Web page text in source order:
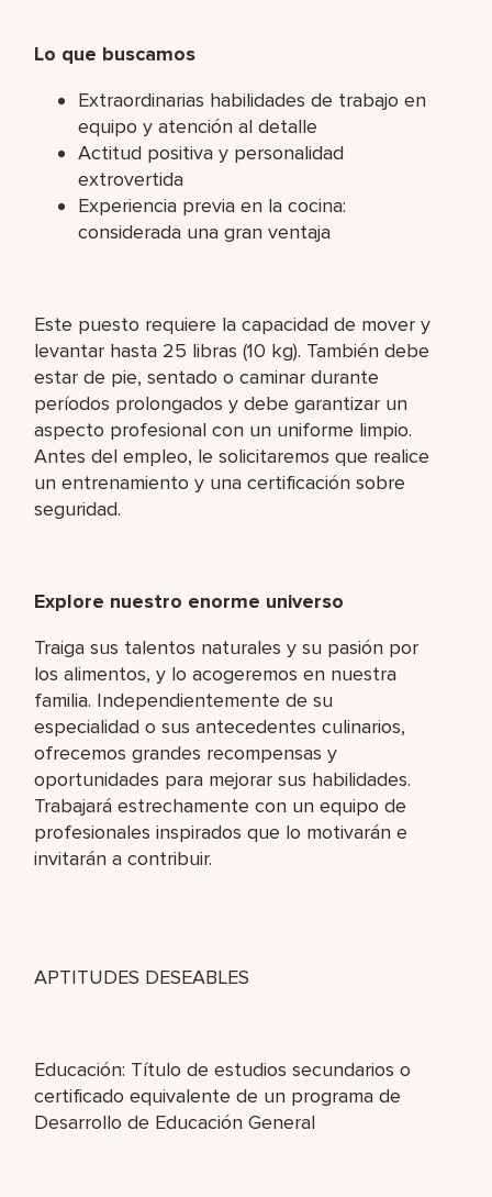
Lo que buscamos
Extraordinarias habilidades de trabajo en
equipo y atención al detalle
Actitud positiva y personalidad
extrovertida
Experiencia previa en la cocina:
considerada una gran ventaja
Este puesto requiere la capacidad de mover y
levantar hasta 25 libras (10 kg). También debe
estar de pie, sentado o caminar durante
períodos prolongados y debe garantizar un
aspecto profesional con un uniforme limpio.
Antes del empleo, le solicitaremos que realice
un entrenamiento y una certificación sobre
seguridad.
Explore nuestro enorme universo
Traiga sus talentos naturales y su pasión por
los alimentos, y lo acogeremos en nuestra
familia. Independientemente de su
especialidad o sus antecedentes culinarios,
ofrecemos grandes recompensas y
oportunidades para mejorar sus habilidades.
Trabajará estrechamente con un equipo de
profesionales inspirados que lo motivarán e
invitarán a contribuir.
APTITUDES DESEABLES
Educación: Título de estudios secundarios o
certificado equivalente de un programa de
Desarrollo de Educación General